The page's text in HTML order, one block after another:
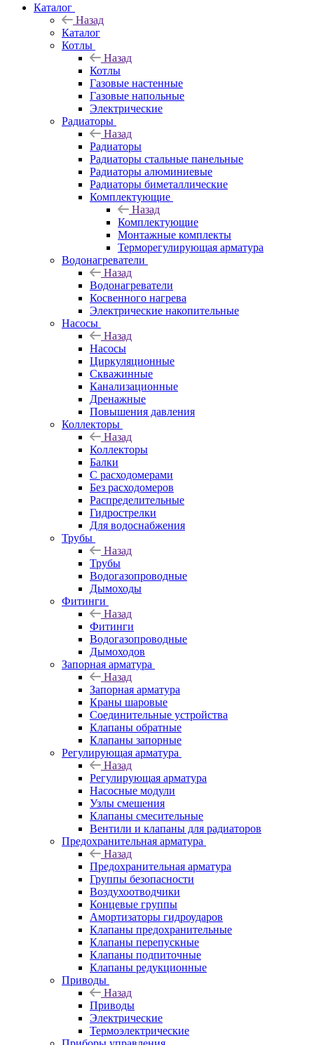
Каталог
Назад
Каталог
Котлы
Назад
Котлы
Газовые настенные
Газовые напольные
Электрические
Радиаторы
Назад
Радиаторы
Радиаторы стальные панельные
Радиаторы алюминиевые
Радиаторы биметаллические
Комплектующие
Назад
Комплектующие
Монтажные комплекты
Терморегулирующая арматура
Водонагреватели
Назад
Водонагреватели
Косвенного нагрева
Электрические накопительные
Насосы
Назад
Насосы
Циркуляционные
Скважинные
Канализационные
Дренажные
Повышения давления
Коллекторы
Назад
Коллекторы
Балки
С расходомерами
Без расходомеров
Распределительные
Гидрострелки
Для водоснабжения
Трубы
Назад
Трубы
Водогазопроводные
Дымоходы
Фитинги
Назад
Фитинги
Водогазопроводные
Дымоходов
Запорная арматура
Назад
Запорная арматура
Краны шаровые
Соединительные устройства
Клапаны обратные
Клапаны запорные
Регулирующая арматура
Назад
Регулирующая арматура
Насосные модули
Узлы смешения
Клапаны смесительные
Вентили и клапаны для радиаторов
Предохранительная арматура
Назад
Предохранительная арматура
Группы безопасности
Воздухоотводчики
Концевые группы
Амортизаторы гидроударов
Клапаны предохранительные
Клапаны перепускные
Клапаны подпиточные
Клапаны редукционные
Приводы
Назад
Приводы
Электрические
Термоэлектрические